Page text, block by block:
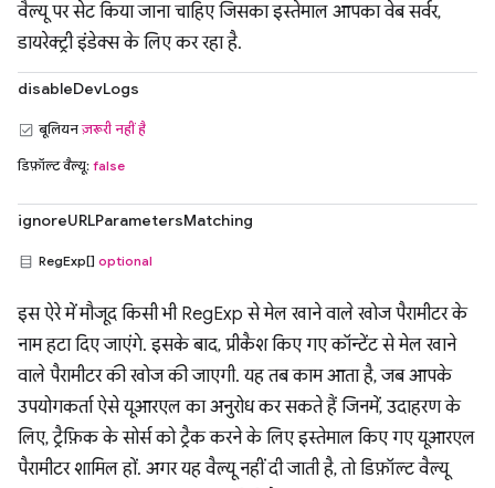
वैल्यू पर सेट किया जाना चाहिए जिसका इस्तेमाल आपका वेब सर्वर,
डायरेक्ट्री इंडेक्स के लिए कर रहा है.
disableDevLogs
बूलियनज़रूरी नहीं है
डिफ़ॉल्ट वैल्यू: false
ignoreURLParametersMatching
RegExp[] optional
इस ऐरे में मौजूद किसी भी RegExp से मेल खाने वाले खोज पैरामीटर के
नाम हटा दिए जाएंगे. इसके बाद, प्रीकैश किए गए कॉन्टेंट से मेल खाने
वाले पैरामीटर की खोज की जाएगी. यह तब काम आता है, जब आपके
उपयोगकर्ता ऐसे यूआरएल का अनुरोध कर सकते हैं जिनमें, उदाहरण के
लिए, ट्रैफ़िक के सोर्स को ट्रैक करने के लिए इस्तेमाल किए गए यूआरएल
पैरामीटर शामिल हों. अगर यह वैल्यू नहीं दी जाती है, तो डिफ़ॉल्ट वैल्यू